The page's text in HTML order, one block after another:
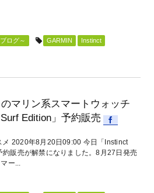
ログ～ GARMIN
Instinct
マリン系スマートウォッチ
Edition」予約販売
メ 2020年8月20日09:00 今日「Instinct
販売が解禁になりました。8月27日発売
ー...